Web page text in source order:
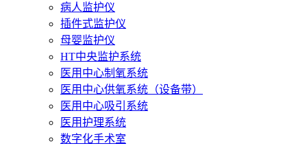
病人监护仪
插件式监护仪
母婴监护仪
HT中央监护系统
医用中心制氧系统
医用中心供氧系统（设备带）
医用中心吸引系统
医用护理系统
数字化手术室